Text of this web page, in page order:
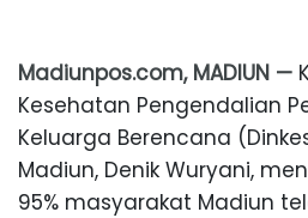
Madiunpos.com, MADIUN —
Kesehatan Pengendalian
Keluarga Berencana
Madiun, Denik Wuryani,
95% masyarakat Madiun